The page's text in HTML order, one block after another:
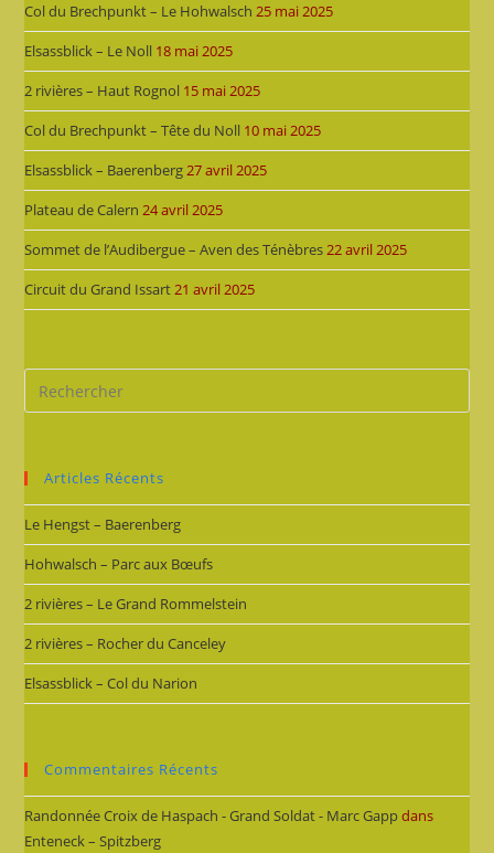
Col du Brechpunkt – Le Hohwalsch 25 mai 2025
Elsassblick – Le Noll 18 mai 2025
2 rivières – Haut Rognol 15 mai 2025
Col du Brechpunkt – Tête du Noll 10 mai 2025
Elsassblick – Baerenberg27 avril 2025
Plateau de Calern 24 avril 2025
Sommet de l’Audibergue – Aven des Ténèbres22 avril 2025
Circuit du Grand Issart21 avril 2025
Articles Récents
Le Hengst – Baerenberg
Hohwalsch – Parc aux Bœufs
2 rivières – Le Grand Rommelstein
2 rivières – Rocher du Canceley
Elsassblick – Col du Narion
Commentaires Récents
Randonnée Croix de Haspach - Grand Soldat - Marc Gappdans
Enteneck – Spitzberg